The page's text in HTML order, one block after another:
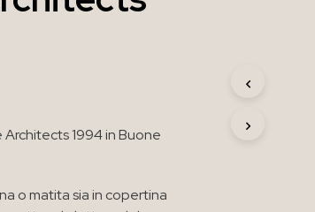
1994 in Buone
o matita sia in copertina